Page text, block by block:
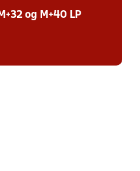
og M+40 LP